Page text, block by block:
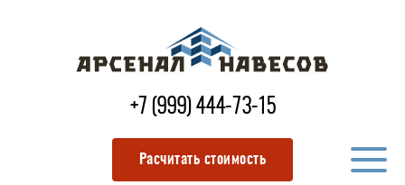
+7 (999) 444-73-15
Расчитать стоимость